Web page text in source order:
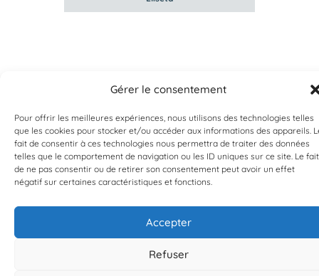
Gérer le consentement
Pour offrir les meilleures expériences, nous utilisons des technologies telles
que les cookies pour stocker et/ou accéder aux informations des appareils.
fait de consentir à ces technologies nous permettra de traiter des données
telles que le comportement de navigation ou les ID uniques sur ce site. Le fait
de ne pas consentir ou de retirer son consentement peut avoir un effet
négatif sur certaines caractéristiques et fonctions.
Accepter
Refuser